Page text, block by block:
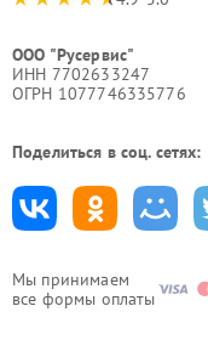
Мы принимаем
все формы оплаты
ООО "Русервис"
ИНН 7702633247
ОГРН 1077746335776
Поделиться в соц. сетях: